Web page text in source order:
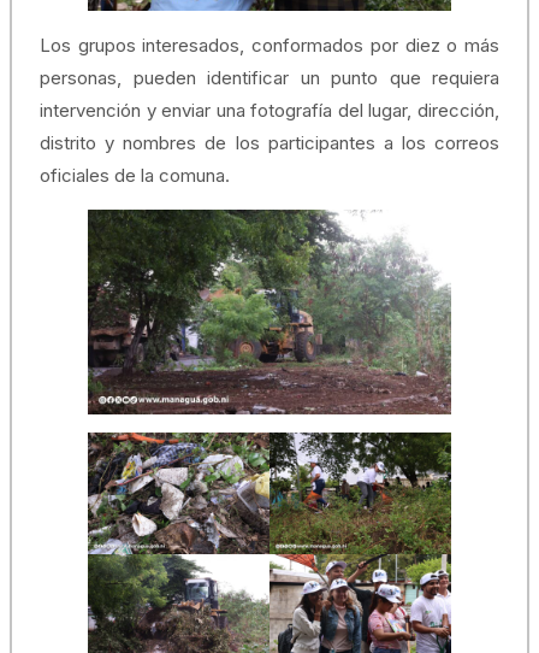
Los grupos interesados, conformados por diez o más
personas, pueden identificar un punto que requiera
intervención y enviar una fotografía del lugar, dirección,
distrito y nombres de los participantes a los correos
oficiales de la comuna.